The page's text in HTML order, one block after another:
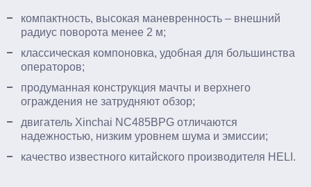
компактность, высокая маневренность – внешний
радиус поворота менее 2 м;
классическая компоновка, удобная для большинства
операторов;
продуманная конструкция мачты и верхнего
ограждения не затрудняют обзор;
двигатель Xinchai NC485BPG отличаются
надежностью, низким уровнем шума и эмиссии;
качество известного китайского производителя HELI.